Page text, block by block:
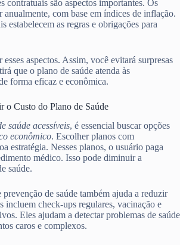
contratuais são aspectos importantes. Os
anualmente, com base em índices de inflação.
estabelecem as regras e obrigações para
aspectos. Assim, você evitará surpresas
que o plano de saúde atenda às
forma eficaz e econômica.
o Custo do Plano de Saúde
saúde acessíveis, é essencial buscar opções
econômico. Escolher planos com
estratégia. Nesses planos, o usuário paga
médico. Isso pode diminuir a
saúde.
prevenção de saúde também ajuda a reduzir
incluem check-ups regulares, vacinação e
Eles ajudam a detectar problemas de saúde
caros e complexos.